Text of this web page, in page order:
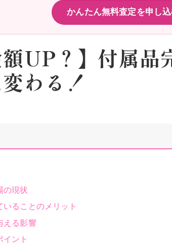
かんたん無料査定を申し
額UP？】付属品
わる！
の現状
ることのメリット
える影響
イント